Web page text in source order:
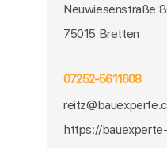
Neuwiesenstraße
75015 Bretten
07252-5611608
https://